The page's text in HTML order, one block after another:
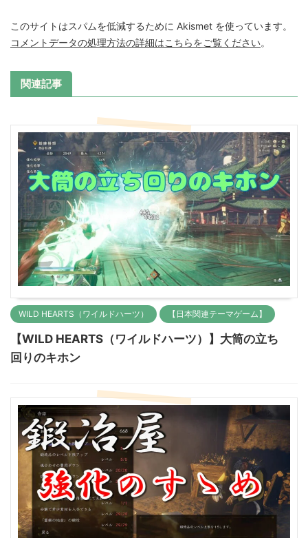
このサイトはスパムを低減するために Akismet を使っています。
コメントデータの処理方法の詳細はこちらをご覧ください。
関連記事
WILD HEARTS（ワイルドハーツ） 【日本関連テーマゲーム】
【WILD HEARTS（ワイルドハーツ）】大筒の立ち
回りのキホン